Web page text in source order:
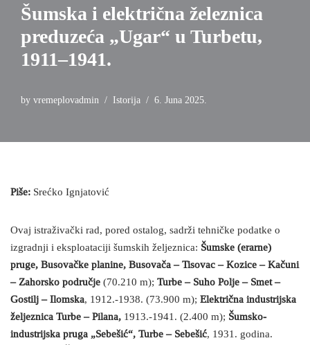
Šumska i električna železnica
preduzeća „Ugar“ u Turbetu,
1911–1941.
by vremeplovadmin Istorija 6. Juna 2025.
Piše: Srećko Ignjatović
Ovaj istraživački rad, pored ostalog, sadrži tehničke podatke o
izgradnji i eksploataciji šumskih željeznica: Šumske (erarne)
pruge, Busovačke planine, Busovača – Tisovac – Kozice – Kačuni
– Zahorsko područje (70.210 m); Turbe – Suho Polje – Smet –
Gostilj – Ilomska, 1912.-1938. (73.900 m); Električna industrijska
željeznica Turbe – Pilana, 1913.-1941. (2.400 m); Šumsko-
industrijska pruga „Sebešić“, Turbe – Sebešić, 1931. godina.